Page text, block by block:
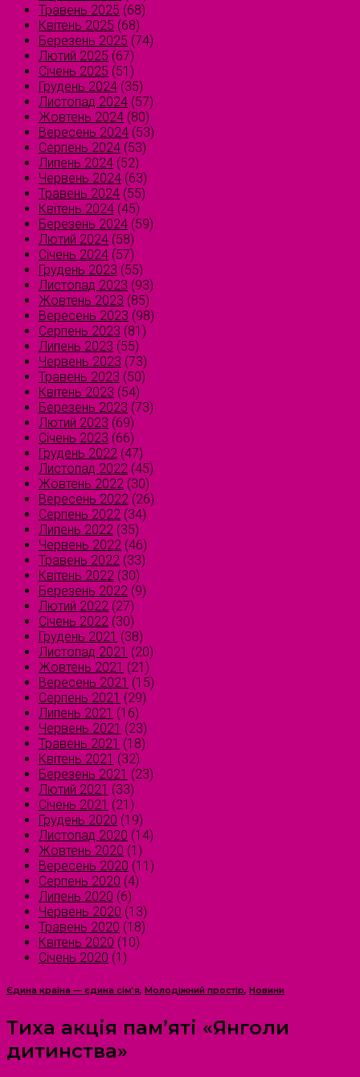
Травень 2025 (68)
Квітень 2025 (68)
Березень 2025 (74)
Лютий 2025 (67)
Січень 2025 (51)
Грудень 2024 (35)
Листопад 2024 (57)
Жовтень 2024 (80)
Вересень 2024 (53)
Серпень 2024 (53)
Липень 2024 (52)
Червень 2024 (63)
Травень 2024 (55)
Квітень 2024 (45)
Березень 2024 (59)
Лютий 2024 (58)
Січень 2024 (57)
Грудень 2023 (55)
Листопад 2023 (93)
Жовтень 2023 (85)
Вересень 2023 (98)
Серпень 2023 (81)
Липень 2023 (55)
Червень 2023 (73)
Травень 2023 (50)
Квітень 2023 (54)
Березень 2023 (73)
Лютий 2023 (69)
Січень 2023 (66)
Грудень 2022 (47)
Листопад 2022 (45)
Жовтень 2022 (30)
Вересень 2022 (26)
Серпень 2022 (34)
Липень 2022 (35)
Червень 2022 (46)
Травень 2022 (33)
Квітень 2022 (30)
Березень 2022 (9)
Лютий 2022 (27)
Січень 2022 (30)
Грудень 2021 (38)
Листопад 2021 (20)
Жовтень 2021 (21)
Вересень 2021 (15)
Серпень 2021 (29)
Липень 2021 (16)
Червень 2021 (23)
Травень 2021 (18)
Квітень 2021 (32)
Березень 2021 (23)
Лютий 2021 (33)
Січень 2021 (21)
Грудень 2020 (19)
Листопад 2020 (14)
Жовтень 2020 (1)
Вересень 2020 (11)
Серпень 2020 (4)
Липень 2020 (6)
Червень 2020 (13)
Травень 2020 (18)
Квітень 2020 (10)
Січень 2020 (1)
Єдина країна — єдина сім’я, Молодіжний простір, Новини
Тиха акція пам’яті «Янголи
дитинства»